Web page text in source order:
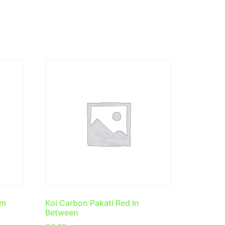
Koi Carbon Pakati Red In
Between